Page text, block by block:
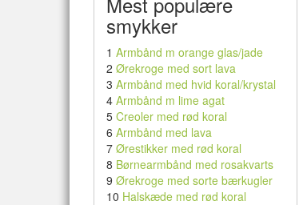
smykker
1 Armbånd m orange glas/jade
2 Ørekroge med sort lava
3 Armbånd med hvid koral/krystal
4 Armbånd m lime agat
5 Creoler med rød koral
6 Armbånd med lava
7 Ørestikker med rød koral
8 Børnearmbånd med rosakvarts
9 Ørekroge med sorte bærkugler
10 Halskæde med rød koral